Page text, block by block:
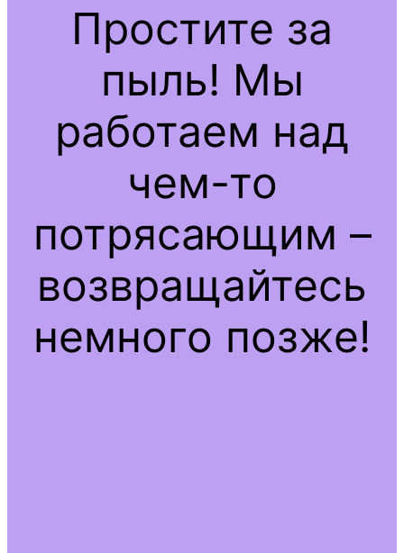
Простите за
пыль! Мы
работаем над
чем-то
потрясающим –
возвращайтесь
немного позже!